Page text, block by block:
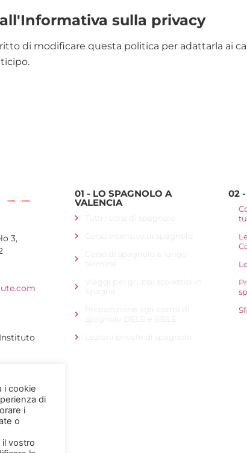
sulla privacy
di modificare questa politica per adattarla ai
3,
01 - LO SPAGNOLO A
VALENCIA
02
i cookie
di
i
o
vostro